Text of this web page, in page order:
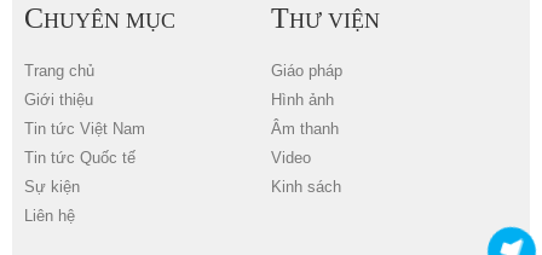
CHUYÊN MỤC
Trang chủ
Giới thiệu
Tin tức Việt Nam
Tin tức Quốc tế
Sự kiện
Liên hệ
THƯ VIỆN
Giáo pháp
Hình ảnh
Âm thanh
Video
Kinh sách